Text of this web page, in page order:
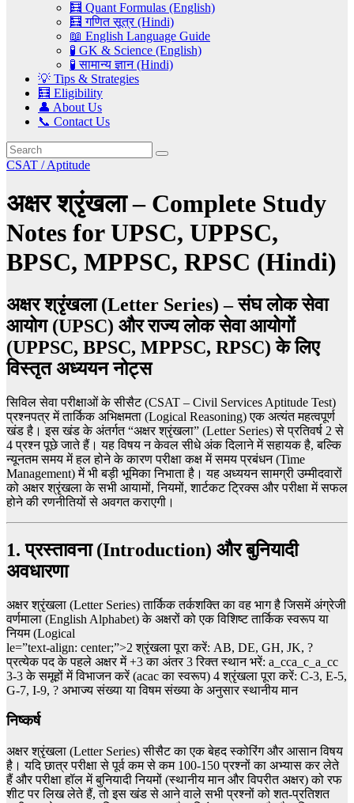
🧮 Quant Formulas (English)
🧮 गणित सूत्र (Hindi)
📖 English Language Guide
🧪 GK & Science (English)
🧪 सामान्य ज्ञान (Hindi)
💡 Tips & Strategies
🧮 Eligibility
👤 About Us
📞 Contact Us
CSAT / Aptitude
अक्षर श्रृंखला – Complete Study
Notes for UPSC, UPPSC,
BPSC, MPPSC, RPSC (Hindi)
अक्षर श्रृंखला (Letter Series) – संघ लोक सेवा
आयोग (UPSC) और राज्य लोक सेवा आयोगों
(UPPSC, BPSC, MPPSC, RPSC) के लिए
विस्तृत अध्ययन नोट्स
सिविल सेवा परीक्षाओं के सीसैट (CSAT – Civil Services Aptitude Test)
प्रश्नपत्र में तार्किक अभिक्षमता (Logical Reasoning) एक अत्यंत महत्वपूर्ण
खंड है। इस खंड के अंतर्गत “अक्षर श्रृंखला” (Letter Series) से प्रतिवर्ष 2 से
4 प्रश्न पूछे जाते हैं। यह विषय न केवल सीधे अंक दिलाने में सहायक है, बल्कि
न्यूनतम समय में हल होने के कारण परीक्षा कक्ष में समय प्रबंधन (Time
Management) में भी बड़ी भूमिका निभाता है। यह अध्ययन सामग्री उम्मीदवारों
को अक्षर श्रृंखला के सभी आयामों, नियमों, शार्टकट ट्रिक्स और परीक्षा में सफल
होने की रणनीतियों से अवगत कराएगी।
1. प्रस्तावना (Introduction) और बुनियादी
अवधारणा
अक्षर श्रृंखला (Letter Series) तार्किक तर्कशक्ति का वह भाग है जिसमें अंग्रेजी
वर्णमाला (English Alphabet) के अक्षरों को एक विशिष्ट तार्किक स्वरूप या
नियम (Logical
le=”text-align: center;”>2 श्रृंखला पूरा करें: AB, DE, GH, JK, ?
प्रत्येक पद के पहले अक्षर में +3 का अंतर 3 रिक्त स्थान भरें: a_cca_c_a_cc
3-3 के समूहों में विभाजन करें (acac का स्वरूप) 4 श्रृंखला पूरा करें: C-3, E-5,
G-7, I-9, ? अभाज्य संख्या या विषम संख्या के अनुसार स्थानीय मान
निष्कर्ष
अक्षर श्रृंखला (Letter Series) सीसैट का एक बेहद स्कोरिंग और आसान विषय
है। यदि छात्र परीक्षा से पूर्व कम से कम 100-150 प्रश्नों का अभ्यास कर लेते
हैं और परीक्षा हॉल में बुनियादी नियमों (स्थानीय मान और विपरीत अक्षर) को रफ
शीट पर लिख लेते हैं, तो इस खंड से आने वाले सभी प्रश्नों को शत-प्रतिशत